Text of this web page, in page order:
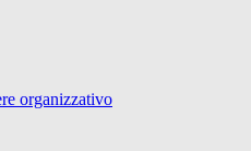
organizzativo